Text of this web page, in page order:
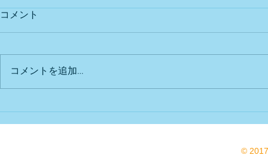
出店予定
コメント
コメントを追加…
©